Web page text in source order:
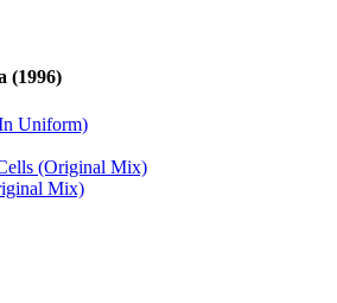
(1996)
Uniform)
(Original Mix)
Mix)